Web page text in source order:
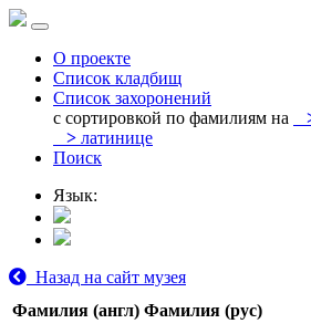
О проекте
Список кладбищ
Список захоронений
с сортировкой по фамилиям на
> латинице
Поиск
Язык:
Назад на сайт музея
Фамилия (англ) Фамилия (рус)